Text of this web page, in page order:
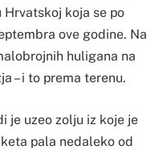
koja se po
ove godine. Na
huligana na
– i to prema terenu.
je uzeo zolju iz koje je
pala nedaleko od